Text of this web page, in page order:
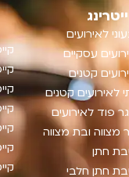
לאירועים
עסקיים
קטנים‬
לאירועים קטנים
פוד לאירועים
מצווה ובת מצווה
חתן
חתן חלבי